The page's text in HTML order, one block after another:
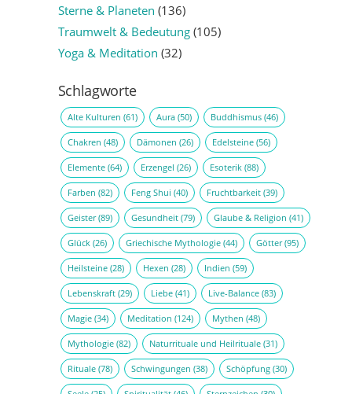
Sterne & Planeten (136)
Traumwelt & Bedeutung(105)
Yoga & Meditation (32)
Schlagworte
Alte Kulturen (61) Aura(50) Buddhismus(46)
Chakren (48) Dämonen (26) Edelsteine(56)
Elemente(64) Erzengel (26) Esoterik(88)
Farben (82) Feng Shui (40) Fruchtbarkeit(39)
Geister(89) Gesundheit(79) Glaube & Religion (41)
Glück(26) Griechische Mythologie(44) Götter(95)
Heilsteine(28) Hexen (28) Indien (59)
Lebenskraft(29) Liebe(41) Live-Balance(83)
Magie(34) Meditation (124) Mythen (48)
Mythologie(82) Naturrituale und Heilrituale(31)
Rituale(78) Schwingungen (38) Schöpfung(30)